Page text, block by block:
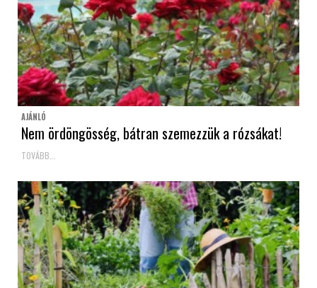
AJÁNLÓ
Nem ördöngösség, bátran szemezzük a rózsákat!
TOVÁBB...